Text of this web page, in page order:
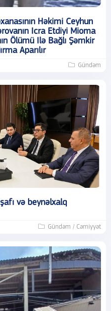
Həkimi Ceyhun
Icra Etdiyi Mioma
Ölümü Ilə Bağlı Şəmkir
Aparılır
Gündəm
və beynəlxalq
Gündəm / Cəmiyyət